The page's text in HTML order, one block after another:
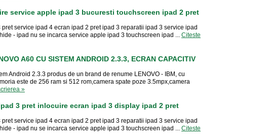
service apple ipad 3 bucuresti touchscreen ipad 2 pret
service ipad 4 ecran ipad 2 pret ipad 3 reparatii ipad 3 service ipad
- ipad nu se incarca service apple ipad 3 touchscreen ipad ... Citeste
A60 CU SISTEM ANDROID 2.3.3, ECRAN CAPACITIV
Android 2.3.3 produs de un brand de renume LENOVO - IBM, cu
este de 256 ram si 512 rom,camera spate poze 3.5mpx,camera
»
3 pret inlocuire ecran ipad 3 display ipad 2 pret
service ipad 4 ecran ipad 2 pret ipad 3 reparatii ipad 3 service ipad
- ipad nu se incarca service apple ipad 3 touchscreen ipad ... Citeste